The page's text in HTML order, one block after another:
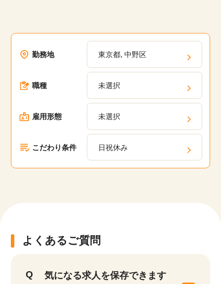
勤務地 東京都, 中野区
職種 未選択
雇用形態 未選択
こだわり条件 日祝休み
よくあるご質問
気になる求人を保存できます